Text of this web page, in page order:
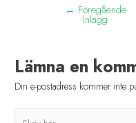
← Föregående
Inlägg
Lämna en
Din e-postadress kommer inte